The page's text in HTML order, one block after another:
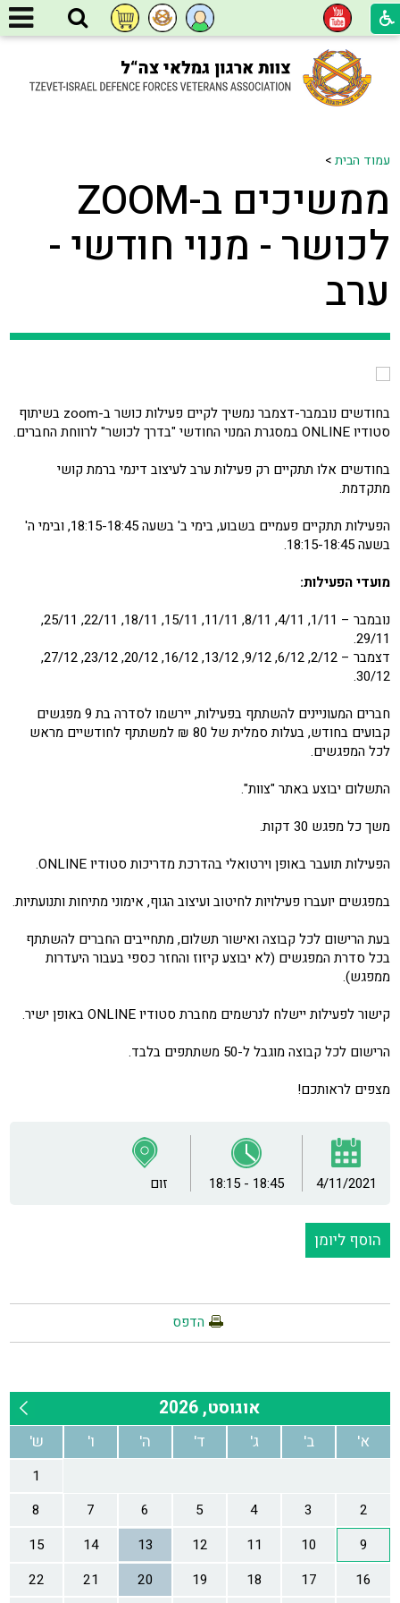
עמוד הבית>
ממשיכים ב-ZOOM
לכושר - מנוי חודשי -
ערב
בחודשים נובמבר-דצמבר נמשיך לקיים פעילות כושר ב-zoom בשיתוף
סטודיו ONLINE במסגרת המנוי החודשי "בדרך לכושר" לרווחת החברים.
בחודשים אלו תתקיים רק פעילות ערב לעיצוב דינמי ברמת קושי
מתקדמת.
הפעילות תתקיים פעמיים בשבוע, בימי ב' בשעה 18:15-18:45, ובימי ה'
בשעה 18:15-18:45.
מועדי הפעילות:
נובמבר – 1/11, 4/11, 8/11, 11/11, 15/11, 18/11, 22/11, 25/11,
29/11.
דצמבר – 2/12, 6/12, 9/12, 13/12, 16/12, 20/12, 23/12, 27/12,
30/12.
חברים המעוניינים להשתתף בפעילות, יירשמו לסדרה בת 9 מפגשים
קבועים בחודש, בעלות סמלית של 80 ₪ למשתתף לחודשיים מראש
לכל המפגשים.
התשלום יבוצע באתר "צוות".
משך כל מפגש 30 דקות.
הפעילות תועבר באופן וירטואלי בהדרכת מדריכות סטודיו ONLINE.
במפגשים יועברו פעילויות לחיטוב ועיצוב הגוף, אימוני מתיחות ותנועתיות.
בעת הרישום לכל קבוצה ואישור תשלום, מתחייבים החברים להשתתף
בכל סדרת המפגשים (לא יבוצע קיזוז והחזר כספי בעבור היעדרות
ממפגש).
קישור לפעילות יישלח לנרשמים מחברת סטודיו ONLINE באופן ישיר.
הרישום לכל קבוצה מוגבל ל-50 משתתפים בלבד.
מצפים לראותכם!
4/11/2021
18:15 - 18:45 זום
הוסף ליומן
הדפס